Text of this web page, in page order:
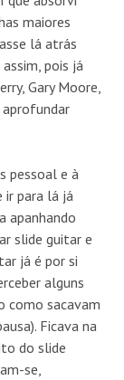
maiores
lá atrás
pois já
Gary Moore,
pessoal e à
ir para lá já
apanhando
slide guitar e
já é por si
alguns
como sacavam
Ficava na
do slide
se,